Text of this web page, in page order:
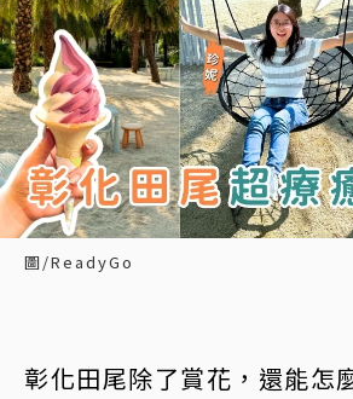
圖/ReadyGo
彰化田尾除了賞花，還能怎